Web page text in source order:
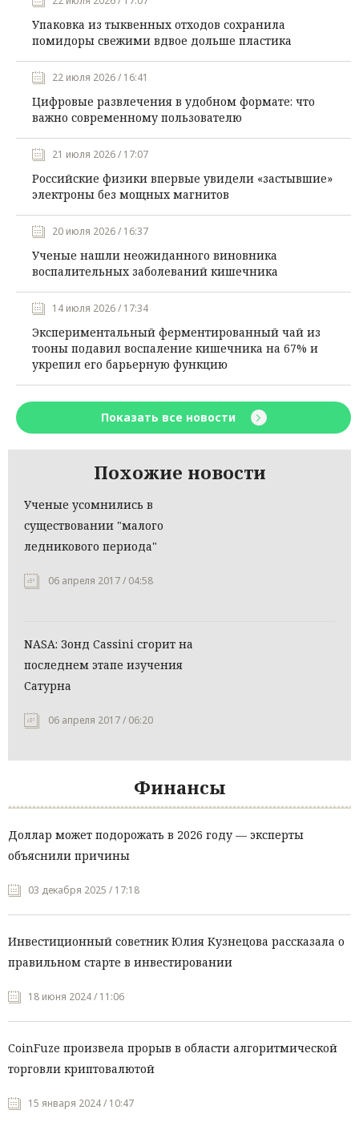
Упаковка из тыквенных отходов сохранила
помидоры свежими вдвое дольше пластика
22 июля 2026 / 16:41
Цифровые развлечения в удобном формате: что
важно современному пользователю
21 июля 2026 / 17:07
Российские физики впервые увидели «застывшие»
электроны без мощных магнитов
20 июля 2026 / 16:37
Ученые нашли неожиданного виновника
воспалительных заболеваний кишечника
14 июля 2026 / 17:34
Экспериментальный ферментированный чай из
тооны подавил воспаление кишечника на 67% и
укрепил его барьерную функцию
Показать все новости
Похожие новости
Ученые усомнились в
существовании "малого
ледникового периода"
06 апреля 2017 / 04:58
NASA: Зонд Cassini сгорит на
последнем этапе изучения
Сатурна
06 апреля 2017 / 06:20
Финансы
Доллар может подорожать в 2026 году — эксперты
объяснили причины
03 декабря 2025 / 17:18
Инвестиционный советник Юлия Кузнецова рассказала о
правильном старте в инвестировании
18 июня 2024 / 11:06
CoinFuze произвела прорыв в области алгоритмической
торговли криптовалютой
15 января 2024 / 10:47